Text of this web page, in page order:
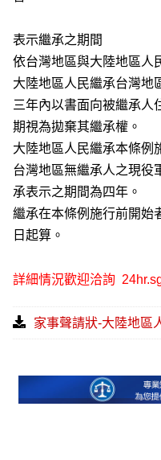
表示繼承之期間
依台灣地區與大陸地區人
大陸地區人民繼承台灣地
三年內以書面向被繼承人
期視為拋棄其繼承權。
大陸地區人民繼承本條例
台灣地區無繼承人之現役
承表示之期間為四年。
繼承在本條例施行前開始
日起算。
詳細情況歡迎洽詢
家事聲請狀-大陸地區